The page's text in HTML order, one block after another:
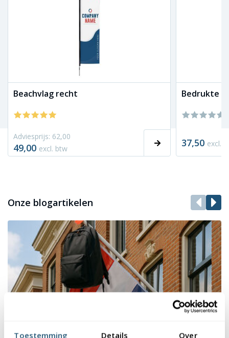
Toestemming Details Over
Beachvlag recht
Adviesprijs: 62,00
49,00 excl. btw
Bedrukte
37,50 excl.
Onze blogartikelen